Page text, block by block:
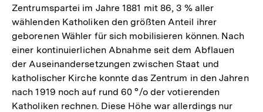
Zentrumspartei im Jahre 1881 mit 86, 3 % aller
wählenden Katholiken den größten Anteil ihrer
geborenen Wähler für sich mobilisieren können. Nach
einer kontinuierlichen Abnahme seit dem Abflauen
der Auseinandersetzungen zwischen Staat und
katholischer Kirche konnte das Zentrum in den Jahren
nach 1919 noch auf rund 60 °/o der votierenden
Katholiken rechnen. Diese Höhe war allerdings nur